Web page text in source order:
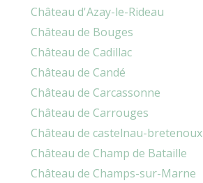
Château d'Azay-le-Rideau
Château de Bouges
Château de Cadillac
Château de Candé
Château de Carcassonne
Château de Carrouges
Château de castelnau-bretenoux
Château de Champ de Bataille
Château de Champs-sur-Marne